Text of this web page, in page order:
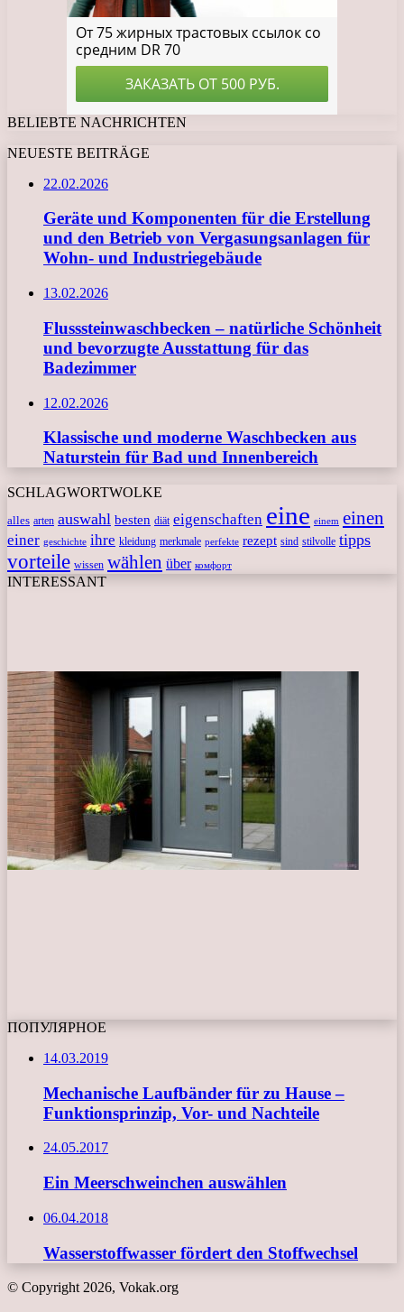
BELIEBTE NACHRICHTEN
NEUESTE BEITRÄGE
22.02.2026
Geräte und Komponenten für die Erstellung
und den Betrieb von Vergasungsanlagen für
Wohn- und Industriegebäude
13.02.2026
Flusssteinwaschbecken – natürliche Schönheit
und bevorzugte Ausstattung für das
Badezimmer
12.02.2026
Klassische und moderne Waschbecken aus
Naturstein für Bad und Innenbereich
SCHLAGWORTWOLKE
alles arten auswahl besten diät eigenschaften eine einem einen
einer geschichte ihre kleidung merkmale perfekte rezept sind stilvolle tipps
vorteile wissen wählen über комфорт
INTERESSANT
ПОПУЛЯРНОЕ
14.03.2019
Mechanische Laufbänder für zu Hause –
Funktionsprinzip, Vor- und Nachteile
24.05.2017
Ein Meerschweinchen auswählen
06.04.2018
Wasserstoffwasser fördert den Stoffwechsel
© Copyright 2026, Vokak.org